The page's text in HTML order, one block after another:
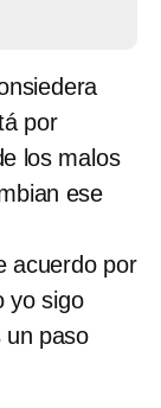
por
los malos
ese
acuerdo por
yo sigo
un paso